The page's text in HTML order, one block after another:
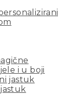
i u boji
jastuk